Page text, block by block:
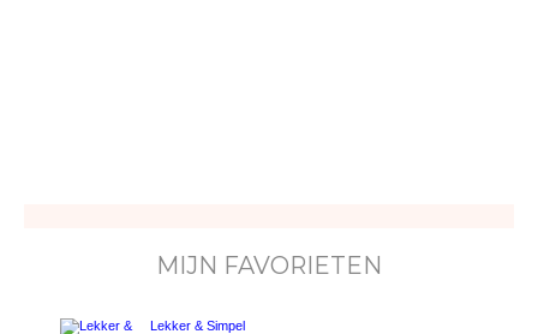
MIJN FAVORIETEN
Lekker & Simpel